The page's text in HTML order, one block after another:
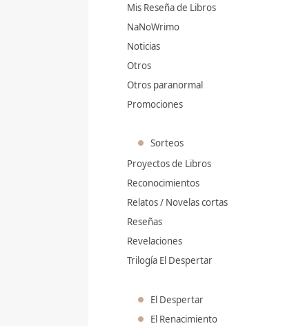
Mis Reseña de Libros
NaNoWrimo
Noticias
Otros
Otros paranormal
Promociones
Sorteos
Proyectos de Libros
Reconocimientos
Relatos / Novelas cortas
Reseñas
Revelaciones
Trilogía El Despertar
El Despertar
El Renacimiento